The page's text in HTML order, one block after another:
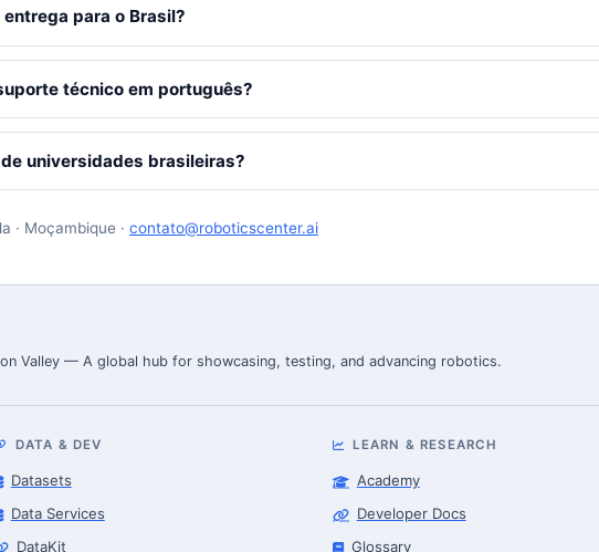
para o Brasil?
técnico em português?
universidades brasileiras?
· Moçambique · contato@roboticscenter.ai
Valley — A global hub for showcasing, testing, and advancing robotics.
DATA & DEV
Datasets
Data Services
DataKit
LEARN & RESEARCH
Academy
Developer Docs
Glossary